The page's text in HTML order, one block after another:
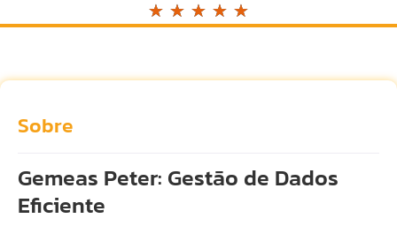
☆ ☆ ☆ ☆ ☆
Sobre
Gemeas Peter: Gestão de Dados
Eficiente